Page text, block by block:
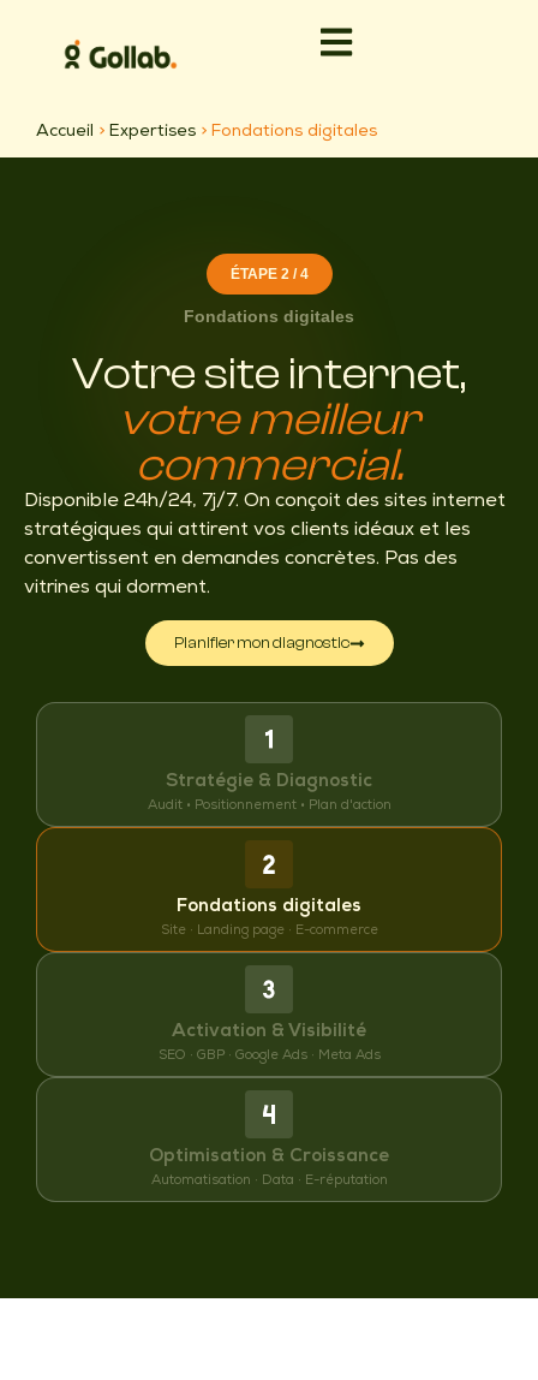
Accueil > Expertises > Fondations digitales
ÉTAPE 2 / 4
Fondations digitales
Votre site internet,
votre meilleur
commercial.
Disponible 24h/24, 7j/7. On conçoit des sites internet
stratégiques qui attirent vos clients idéaux et les
convertissent en demandes concrètes. Pas des
vitrines qui dorment.
Planifier mon diagnostic
Stratégie & Diagnostic
Audit • Positionnement • Plan d'action
Fondations digitales
Site · Landing page · E-commerce
Activation & Visibilité
SEO · GBP · Google Ads · Meta Ads
Optimisation & Croissance
Automatisation · Data · E-réputation